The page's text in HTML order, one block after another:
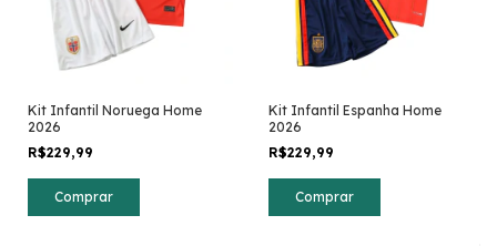
Kit Infantil Noruega Home
2026
R$229,99
Comprar
Kit Infantil Espanha Home
2026
R$229,99
Comprar